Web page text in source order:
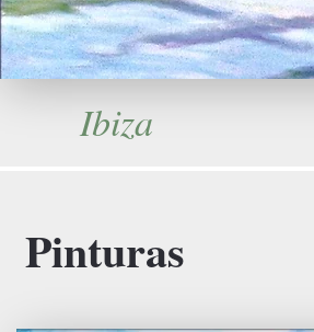
Ibiza
Pinturas